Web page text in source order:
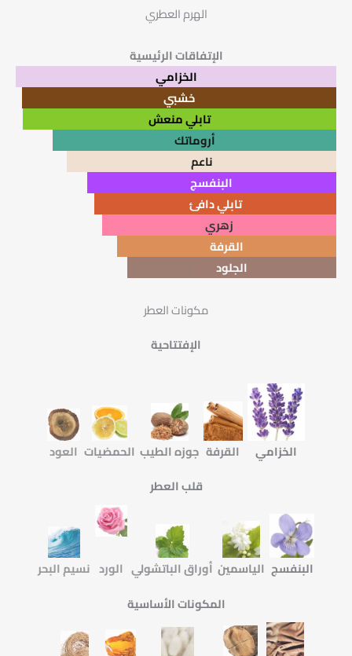
الهرم العطري
الإتفاقات الرئيسية
الخزامي
خشبي
تابلي منعش
أروماتك
ناعم
البنفسج
تابلي دافئ
زهري
القرفة
الجلود
مكونات العطر
الإفتتاحية
الخزامي القرفة جوزه الطيب الحمضيات العود
قلب العطر
البنفسج الياسمين أوراق الباتشولي الورد نسيم البحر
المكونات الأساسية